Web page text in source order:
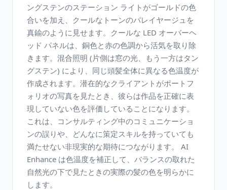
ングステンのステーション ライトがゴールドの色
合いを加え、クールなトーンのバレイヤージュを
真鍮のように見せます。クールな LED オーバーヘ
ッド パネルは、銅色と赤の色調から活気を取り除
きます。混合照明 (片側は窓の光、もう一方はタン
グステン) により、同じ頭髪全体に異なる色温度が
作成されます。潜在的なクライアントがポートフ
ォリオの写真を見たとき、彼らは作品を正確に表
現していない色を評価していることになります。
これは、コンサルティング中のコミュニケーショ
ンの誤りや、どんなに策定スキルを持っていても
満たせない非現実的な期待につながります。 AI
Enhance は色温度を補正して、バランスの取れた
自然光の下で見たときの実際の髪の色を明らかに
します。